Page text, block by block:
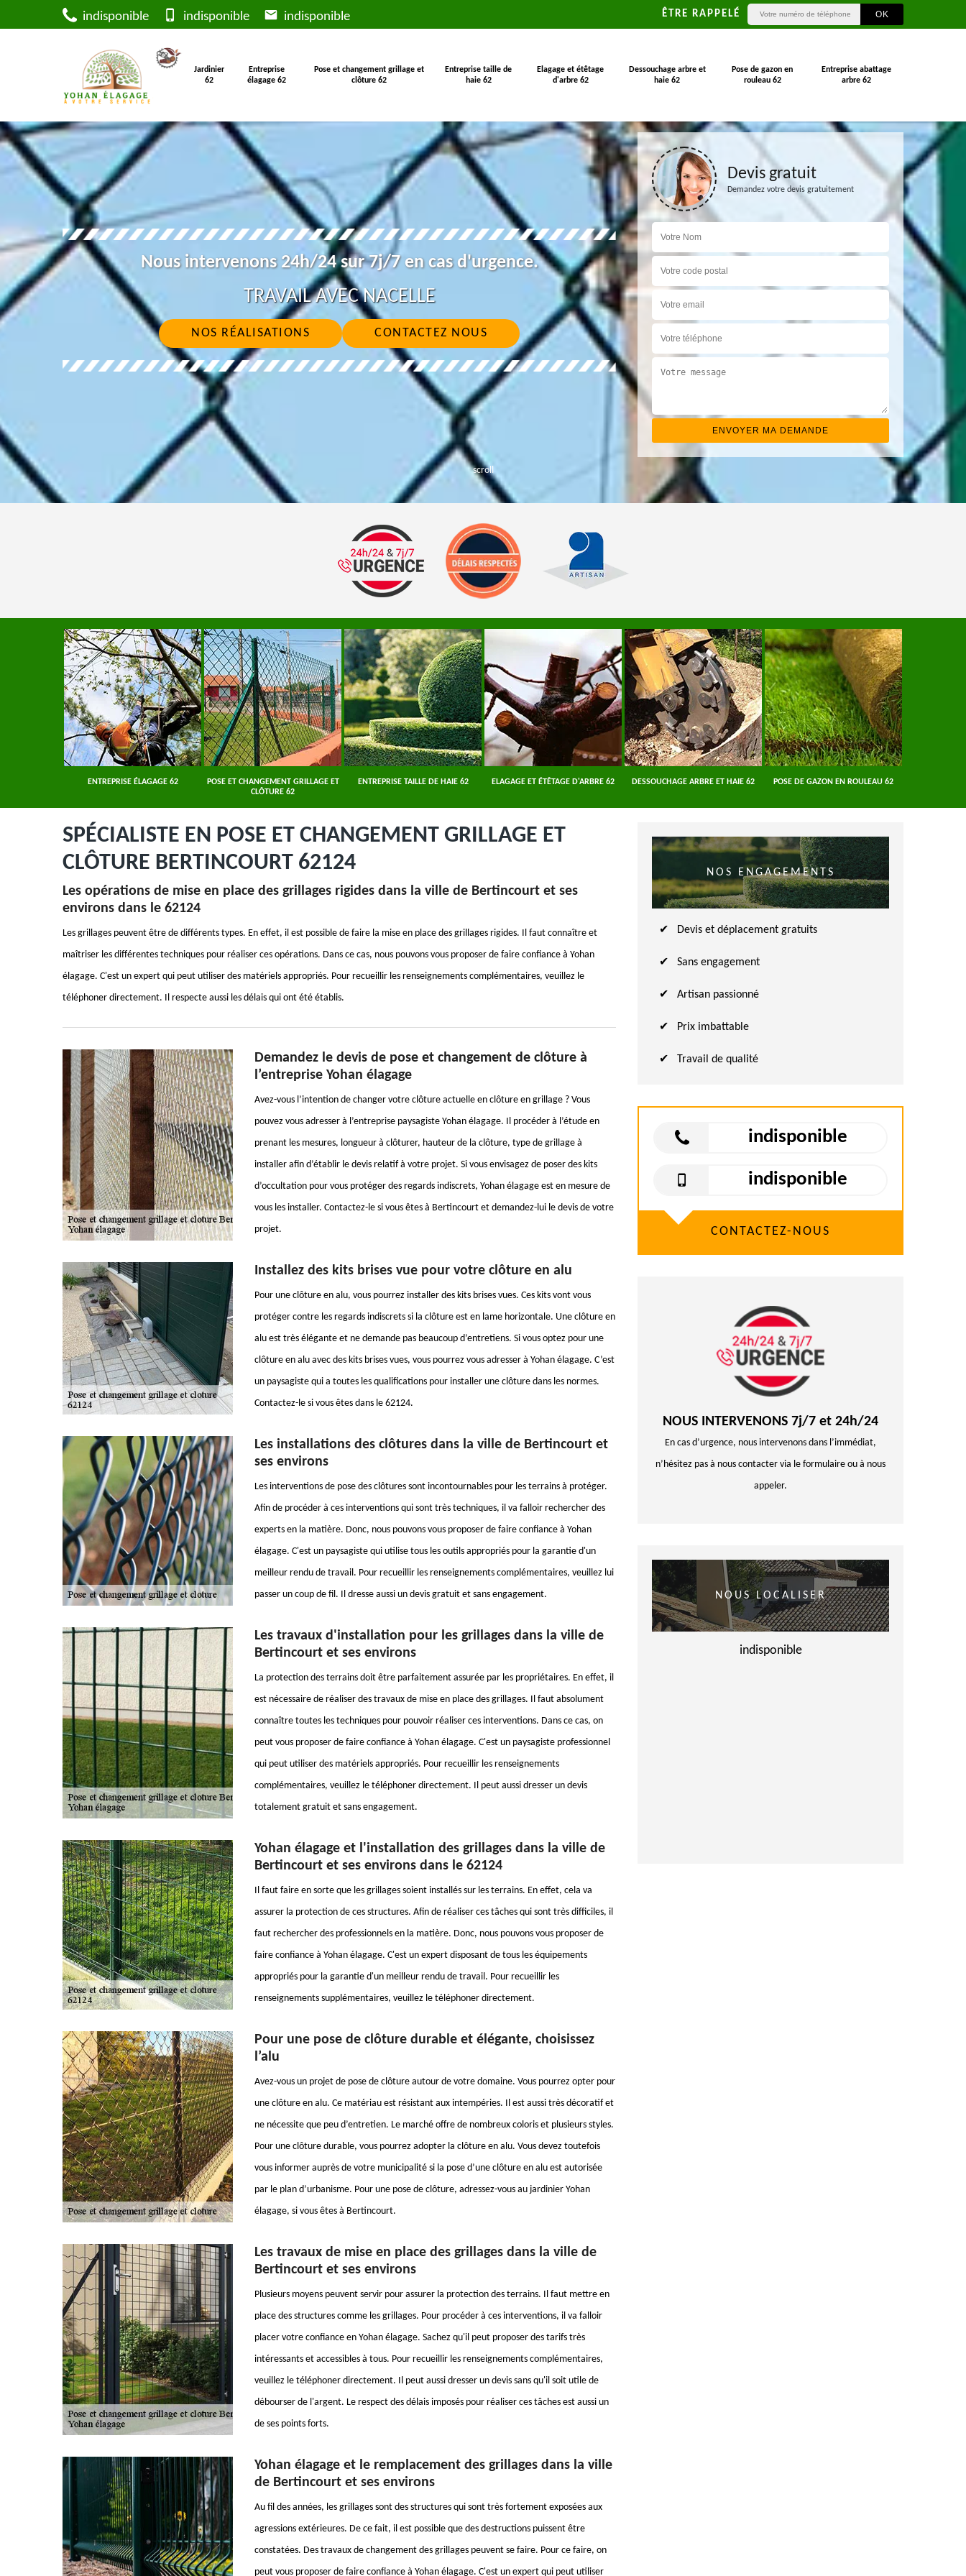
indisponible indisponible indisponible ÊTRE RAPPELÉ
Jardinier
62
Entreprise
élagage 62
Pose et changement grillage et
clôture 62
Entreprise taille de
haie 62
Elagage et étêtage
d'arbre 62
Dessouchage arbre et
haie 62
Pose de gazon en
rouleau 62
Entreprise abattage
arbre 62
scroll
Nous intervenons 24h/24 sur 7j/7 en cas d'urgence.
TRAVAIL AVEC NACELLE
NOS RÉALISATIONS CONTACTEZ NOUS
Devis gratuit
Demandez votre devis gratuitement
ENTREPRISE ÉLAGAGE 62
POSE ET CHANGEMENT GRILLAGE ET
CLÔTURE 62
ENTREPRISE TAILLE DE HAIE 62 ELAGAGE ET ÉTÊTAGE D'ARBRE 62 DESSOUCHAGE ARBRE ET HAIE 62 POSE DE GAZON EN ROULEAU 62
SPÉCIALISTE EN POSE ET CHANGEMENT GRILLAGE ET
CLÔTURE BERTINCOURT 62124
Les opérations de mise en place des grillages rigides dans la ville de Bertincourt et ses
environs dans le 62124
Les grillages peuvent être de différents types. En effet, il est possible de faire la mise en place des grillages rigides. Il faut connaître et
maîtriser les différentes techniques pour réaliser ces opérations. Dans ce cas, nous pouvons vous proposer de faire confiance à Yohan
élagage. C'est un expert qui peut utiliser des matériels appropriés. Pour recueillir les renseignements complémentaires, veuillez le
téléphoner directement. Il respecte aussi les délais qui ont été établis.
Demandez le devis de pose et changement de clôture à
l’entreprise Yohan élagage
Avez-vous l’intention de changer votre clôture actuelle en clôture en grillage ? Vous
pouvez vous adresser à l’entreprise paysagiste Yohan élagage. Il procéder à l’étude en
prenant les mesures, longueur à clôturer, hauteur de la clôture, type de grillage à
installer afin d’établir le devis relatif à votre projet. Si vous envisagez de poser des kits
d’occultation pour vous protéger des regards indiscrets, Yohan élagage est en mesure de
vous les installer. Contactez-le si vous êtes à Bertincourt et demandez-lui le devis de votre
projet.
Installez des kits brises vue pour votre clôture en alu
Pour une clôture en alu, vous pourrez installer des kits brises vues. Ces kits vont vous
protéger contre les regards indiscrets si la clôture est en lame horizontale. Une clôture en
alu est très élégante et ne demande pas beaucoup d’entretiens. Si vous optez pour une
clôture en alu avec des kits brises vues, vous pourrez vous adresser à Yohan élagage. C’est
un paysagiste qui a toutes les qualifications pour installer une clôture dans les normes.
Contactez-le si vous êtes dans le 62124.
Les installations des clôtures dans la ville de Bertincourt et
ses environs
Les interventions de pose des clôtures sont incontournables pour les terrains à protéger.
Afin de procéder à ces interventions qui sont très techniques, il va falloir rechercher des
experts en la matière. Donc, nous pouvons vous proposer de faire confiance à Yohan
élagage. C'est un paysagiste qui utilise tous les outils appropriés pour la garantie d'un
meilleur rendu de travail. Pour recueillir les renseignements complémentaires, veuillez lui
passer un coup de fil. Il dresse aussi un devis gratuit et sans engagement.
Les travaux d'installation pour les grillages dans la ville de
Bertincourt et ses environs
La protection des terrains doit être parfaitement assurée par les propriétaires. En effet, il
est nécessaire de réaliser des travaux de mise en place des grillages. Il faut absolument
connaître toutes les techniques pour pouvoir réaliser ces interventions. Dans ce cas, on
peut vous proposer de faire confiance à Yohan élagage. C'est un paysagiste professionnel
qui peut utiliser des matériels appropriés. Pour recueillir les renseignements
complémentaires, veuillez le téléphoner directement. Il peut aussi dresser un devis
totalement gratuit et sans engagement.
Yohan élagage et l'installation des grillages dans la ville de
Bertincourt et ses environs dans le 62124
Il faut faire en sorte que les grillages soient installés sur les terrains. En effet, cela va
assurer la protection de ces structures. Afin de réaliser ces tâches qui sont très difficiles, il
faut rechercher des professionnels en la matière. Donc, nous pouvons vous proposer de
faire confiance à Yohan élagage. C'est un expert disposant de tous les équipements
appropriés pour la garantie d'un meilleur rendu de travail. Pour recueillir les
renseignements supplémentaires, veuillez le téléphoner directement.
Pour une pose de clôture durable et élégante, choisissez
l’alu
Avez-vous un projet de pose de clôture autour de votre domaine. Vous pourrez opter pour
une clôture en alu. Ce matériau est résistant aux intempéries. Il est aussi très décoratif et
ne nécessite que peu d’entretien. Le marché offre de nombreux coloris et plusieurs styles.
Pour une clôture durable, vous pourrez adopter la clôture en alu. Vous devez toutefois
vous informer auprès de votre municipalité si la pose d’une clôture en alu est autorisée
par le plan d’urbanisme. Pour une pose de clôture, adressez-vous au jardinier Yohan
élagage, si vous êtes à Bertincourt.
Les travaux de mise en place des grillages dans la ville de
Bertincourt et ses environs
Plusieurs moyens peuvent servir pour assurer la protection des terrains. Il faut mettre en
place des structures comme les grillages. Pour procéder à ces interventions, il va falloir
placer votre confiance en Yohan élagage. Sachez qu'il peut proposer des tarifs très
intéressants et accessibles à tous. Pour recueillir les renseignements complémentaires,
veuillez le téléphoner directement. Il peut aussi dresser un devis sans qu'il soit utile de
débourser de l'argent. Le respect des délais imposés pour réaliser ces tâches est aussi un
de ses points forts.
Yohan élagage et le remplacement des grillages dans la ville
de Bertincourt et ses environs
Au fil des années, les grillages sont des structures qui sont très fortement exposées aux
agressions extérieures. De ce fait, il est possible que des destructions puissent être
constatées. Des travaux de changement des grillages peuvent se faire. Pour ce faire, on
peut vous proposer de faire confiance à Yohan élagage. C'est un expert qui peut utiliser
NOS ENGAGEMENTS
Devis et déplacement gratuits
Sans engagement
Artisan passionné
Prix imbattable
Travail de qualité
indisponible
indisponible
CONTACTEZ-NOUS
NOUS INTERVENONS 7j/7 et 24h/24
En cas d’urgence, nous intervenons dans l’immédiat,
n’hésitez pas à nous contacter via le formulaire ou à nous
appeler.
NOUS LOCALISER
indisponible